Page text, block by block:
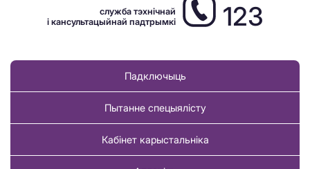
служба тэхнічнай
і кансультацыйнай падтрымкі
123
Падключыць
Пытанне спецыялісту
Кабінет карыстальніка